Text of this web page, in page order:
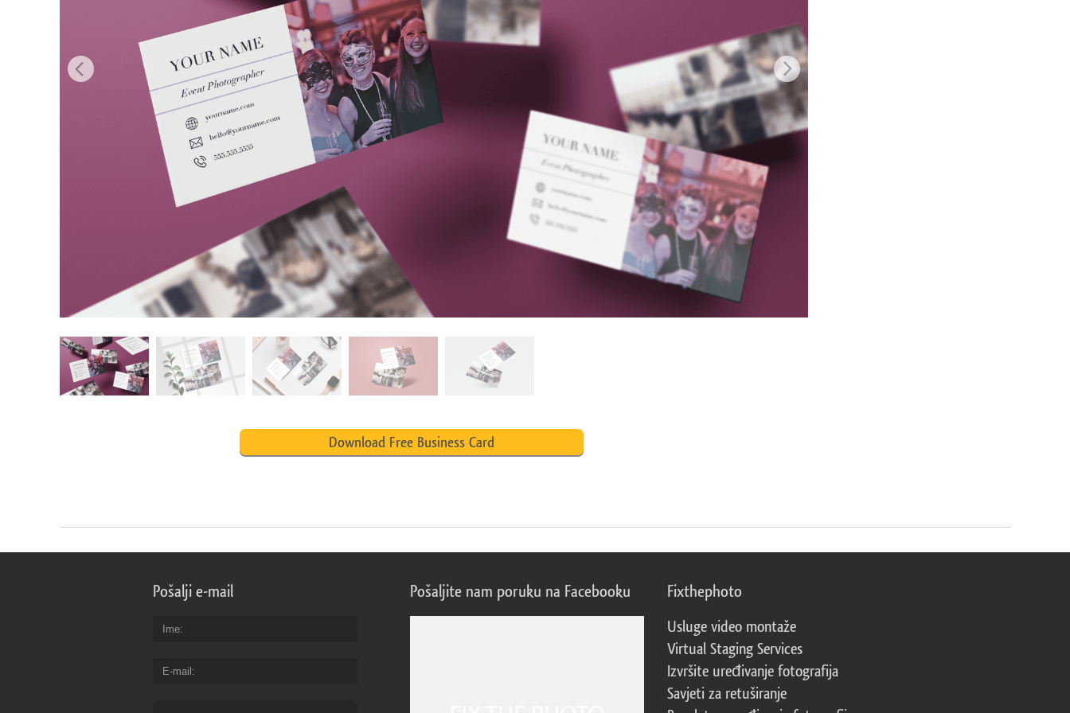
Uređivanje fotografija proizvoda Uređivanje fotografija nakita
Download Free Business Card
Pošalji e-mail
Ime
E-mail
Pošaljite nam poruku na Facebooku Fixthephoto
Usluge video montaže
Virtual Staging Services
Izvršite uređivanje fotografija
Savjeti za retuširanje